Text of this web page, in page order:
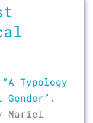
“A Typology
.
Mariel